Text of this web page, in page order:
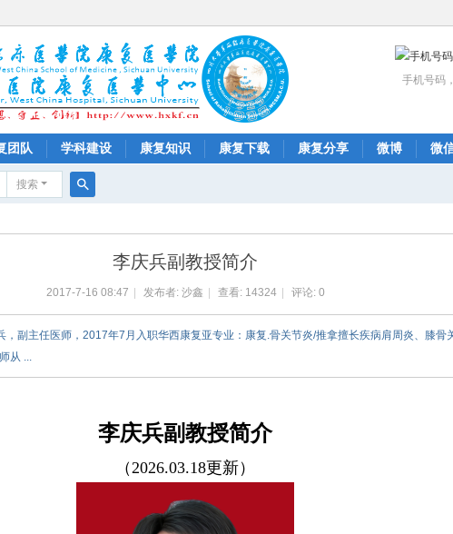
手机号码
团队 学科建设 康复知识 康复下载 康复分享 微博 微
搜索
索
李庆兵副教授简介
2017-7-16 08:47 发布者: 沙鑫 查看: 14324 评论: 0
副主任医师，2017年7月入职华西康复亚专业：康复.骨关节炎/推拿擅长疾病肩周炎、膝骨
从 ...
李庆兵副教授简介
（2026.03.18更新）